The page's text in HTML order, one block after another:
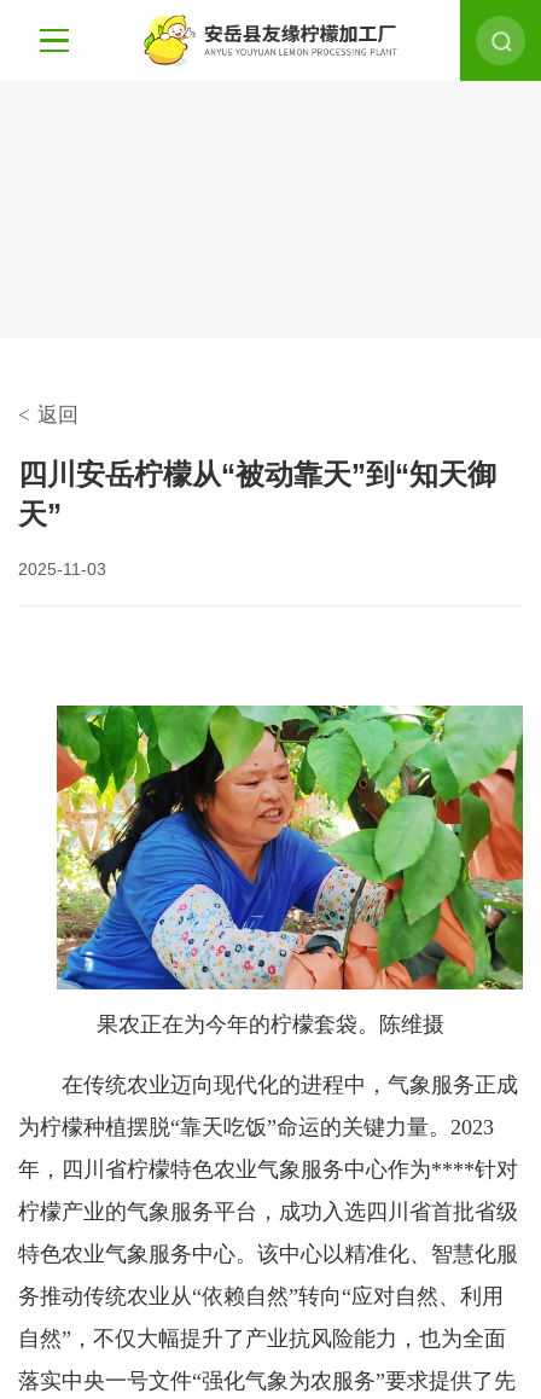
< 返回
四川安岳柠檬从“被动靠天”到“知天御
天”
2025-11-03
果农正在为今年的柠檬套袋。陈维摄
在传统农业迈向现代化的进程中，气象服务正成
为柠檬种植摆脱“靠天吃饭”命运的关键力量。2023
年，四川省柠檬特色农业气象服务中心作为****针对
柠檬产业的气象服务平台，成功入选四川省首批省级
特色农业气象服务中心。该中心以精准化、智慧化服
务推动传统农业从“依赖自然”转向“应对自然、利用
自然”，不仅大幅提升了产业抗风险能力，也为全面
落实中央一号文件“强化气象为农服务”要求提供了先